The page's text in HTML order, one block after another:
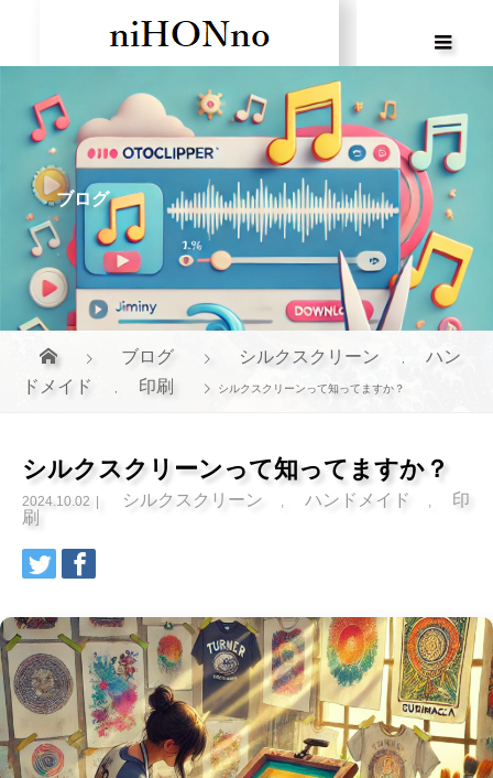
ブログ
ブログ シルクスクリーン
ハン
ドメイド
印刷 シルクスクリーンって知ってますか？
シルクスクリーンって知ってますか？
2024.10.02 シルクスクリーン , ハンドメイド ,
印
刷